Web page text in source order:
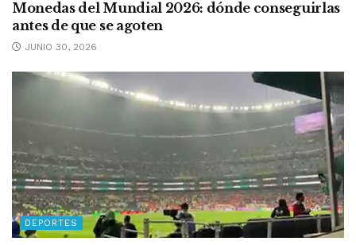
Monedas del Mundial 2026: dónde conseguirlas
antes de que se agoten
JUNIO 30, 2026
DEPORTES